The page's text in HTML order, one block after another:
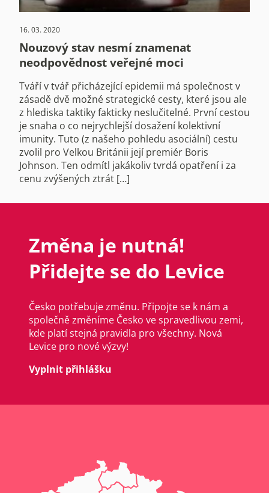
16. 03. 2020
Nouzový stav nesmí znamenat
neodpovědnost veřejné moci
Tváří v tvář přicházející epidemii má společnost v
zásadě dvě možné strategické cesty, které jsou ale
z hlediska taktiky fakticky neslučitelné. První cestou
je snaha o co nejrychlejší dosažení kolektivní
imunity. Tuto (z našeho pohledu asociální) cestu
zvolil pro Velkou Británii její premiér Boris
Johnson. Ten odmítl jakákoliv tvrdá opatření i za
cenu zvýšených ztrát […]
Změna je nutná!
Přidejte se do Levice
Česko potřebuje změnu. Připojte se k nám a
společně změníme Česko ve spravedlivou zemi,
kde platí stejná pravidla pro všechny. Nová
Levice pro nové výzvy!
Vyplnit přihlášku